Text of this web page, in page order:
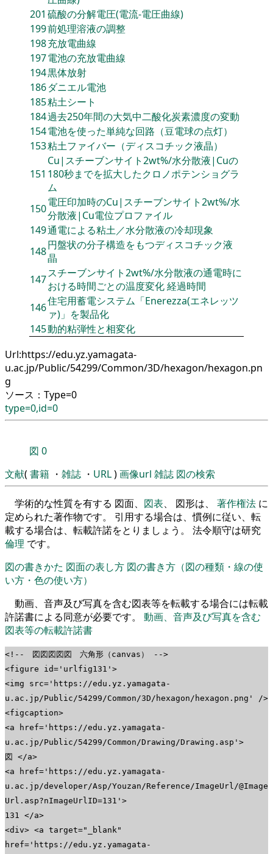
201 硫酸の分解電圧(電流‐電圧曲線)
199前処理溶液の調整
198充放電曲線
197電池の充放電曲線
194黒体放射
186ダニエル電池
185粘土シート
184過去250年間の大気中二酸化炭素濃度の変動
154電池を使った単純な回路（豆電球の点灯）
153粘土ファイバー（ディスコチック液晶）
151
Cu|スチーブンサイト2wt%/水分散液|Cuの
180秒までを拡大したクロノポテンショグラ
ム
150電圧印加時のCu|スチーブンサイト2wt%/水
分散液|Cu電位プロファイル
149通電による粘土／水分散液の冷却現象
148円盤状の分子構造をもつディスコチック液
晶
147スチーブンサイト2wt%/水分散液の通電時に
おける時間ごとの温度変化 経過時間
146住宅用蓄電システム「Enerezza(エネレッツ
ァ)」を製品化
145動的粘弾性と相変化
Url:https://edu.yz.yamagata-
u.ac.jp/Public/54299/Common/3D/hexagon/hexagon.pn
g
ソース：Type=0
type=0,id=0
図 0
文献( 書籍 ・ 雑誌 ・ URL)画像url 雑誌 図の検索
学術的な性質を有する 図面、 図表、 図形は、 著作権法 に
定められた著作物です。 引用する場合は、慣例に従い、転
載する場合は、転載許諾をとりましょう。 法令順守は研究
倫理 です。
図の書きかた 図面の表し方 図の書き方（図の種類・線の使
い方・色の使い方）
動画、音声及び写真を含む図表等を転載する場合には転載
許諾書による同意が必要です。 動画、音声及び写真を含む
図表等の転載許諾書
<!-- 図図図図図 六角形（canvas） -->
<figure id='urlfig131'>
<img src='https://edu.yz.yamagata-
u.ac.jp/Public/54299/Common/3D/hexagon/hexagon.png' />
<figcaption>
<a href='https://edu.yz.yamagata-
u.ac.jp/Public/54299/Common/Drawing/Drawing.asp'>
図 </a>
<a href='https://edu.yz.yamagata-
u.ac.jp/developer/Asp/Youzan/Reference/ImageUrl/@Image
Url.asp?nImageUrlID=131'>
131 </a>
<div> <a target="_blank"
href='https://edu.yz.yamagata-